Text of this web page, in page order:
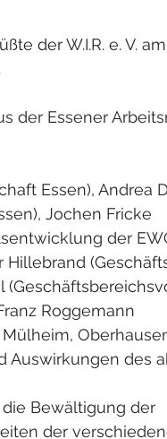
der W.I.R. e. V. am
der Essener
Essen), Andrea
Jochen Fricke
der
Roggemann
Auswirkungen des
die Bewältigung der
der